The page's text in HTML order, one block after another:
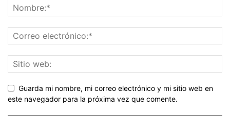
Guarda mi nombre, mi correo electrónico y mi sitio web en
este navegador para la próxima vez que comente.